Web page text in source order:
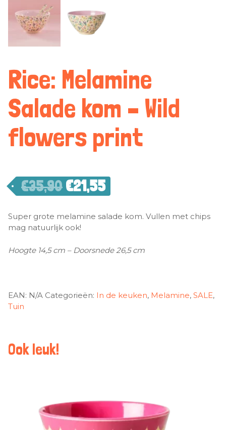
Rice: Melamine
Salade kom – Wild
flowers print
€35,90 €21,55
Super grote melamine salade kom. Vullen met chips
mag natuurlijk ook!
Hoogte 14,5 cm – Doorsnede 26,5 cm
EAN: N/A Categorieën: In de keuken, Melamine, SALE,
Tuin
Ook leuk!